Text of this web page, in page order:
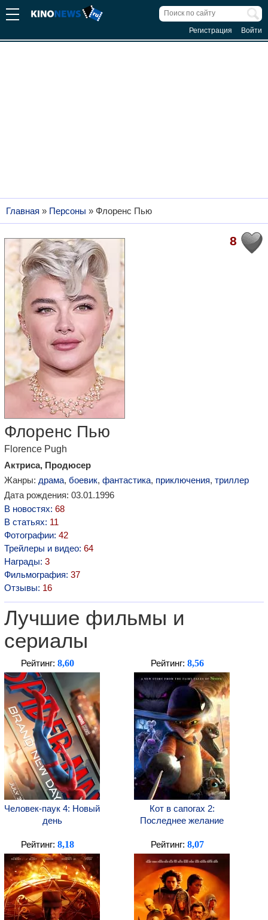
Регистрация Войти
Главная » Персоны » Флоренс Пью
8
Флоренс Пью
Florence Pugh
Актриса, Продюсер
Жанры: драма, боевик, фантастика, приключения, триллер
Дата рождения: 03.01.1996
В новостях: 68
В статьях: 11
Фотографии: 42
Трейлеры и видео: 64
Награды: 3
Фильмография: 37
Отзывы: 16
Лучшие фильмы и
сериалы
Рейтинг: 8,60
Человек-паук 4: Новый
день
Рейтинг: 8,56
Кот в сапогах 2:
Последнее желание
Рейтинг: 8,18 Рейтинг: 8,07